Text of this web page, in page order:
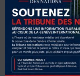
accrue dans leur
évolution place les
Koweït, face à une
Washington
lui seul une